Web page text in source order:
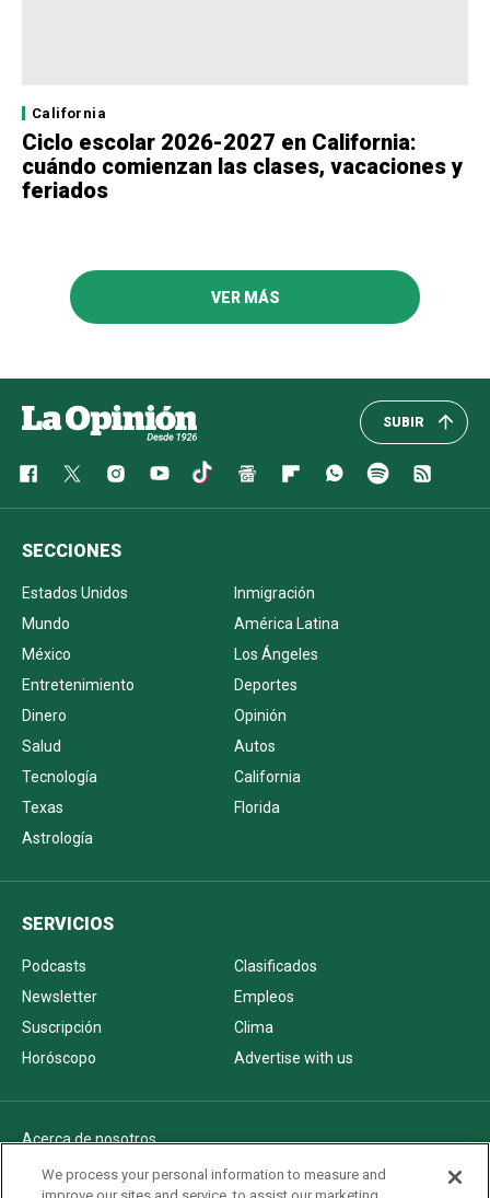
California
Ciclo escolar 2026-2027 en California:
cuándo comienzan las clases, vacaciones y
feriados
VER MÁS
SUBIR
SECCIONES
Estados Unidos
Inmigración
Mundo
América Latina
México
Los Ángeles
Entretenimiento
Deportes
Dinero
Opinión
Salud
Autos
Tecnología
California
Texas
Florida
Astrología
SERVICIOS
Podcasts
Clasificados
Newsletter
Empleos
Suscripción
Clima
Horóscopo
Advertise with us
Acerca de nosotros
Politica de privacidad
We process your personal information to measure and